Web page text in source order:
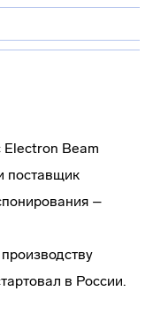
Beam
поставщик
–
в России.